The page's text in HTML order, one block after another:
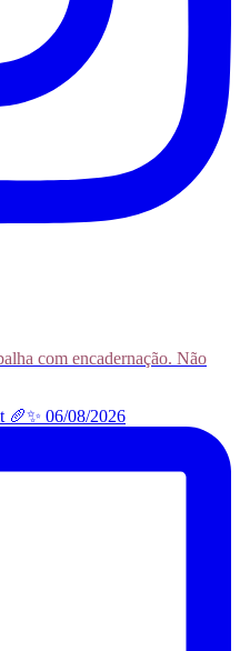
com encadernação. Não
🥖✨ 06/08/2026